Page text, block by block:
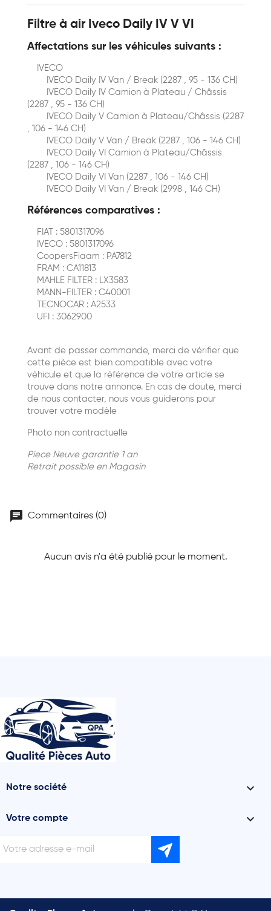
Filtre à air Iveco Daily IV V VI
Affectations sur les véhicules suivants :
IVECO
IVECO Daily IV Van / Break (2287 , 95 - 136 CH)
IVECO Daily IV Сamion à Plateau / Сhâssis
(2287 , 95 - 136 CH)
IVECO Daily V Сamion à Plateau/Сhâssis (2287
, 106 - 146 CH)
IVECO Daily V Van / Break (2287 , 106 - 146 CH)
IVECO Daily VI Сamion à Plateau/Сhâssis
(2287 , 106 - 146 CH)
IVECO Daily VI Van (2287 , 106 - 146 CH)
IVECO Daily VI Van / Break (2998 , 146 CH)
Références comparatives :
FIAT : 5801317096
IVECO : 5801317096
CoopersFiaam : PA7812
FRAM : CA11813
MAHLE FILTER : LX3583
MANN-FILTER : C40001
TECNOCAR : A2533
UFI : 3062900
Avant de passer commande, merci de vérifier que
cette pièce est bien compatible avec votre
véhicule et que la référence de votre article se
trouve dans notre annonce. En cas de doute, merci
de nous contacter, nous vous guiderons pour
trouver votre modèle
Photo non contractuelle
Piece Neuve garantie 1 an
Retrait possible en Magasin
chat Commentaires (0)
Aucun avis n'a été publié pour le moment.
Notre société 
Votre compte 